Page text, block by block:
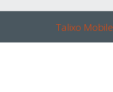
Talixo Mobile